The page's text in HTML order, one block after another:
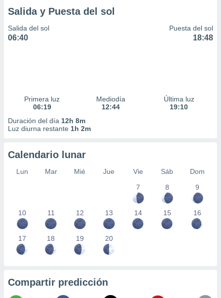
Salida y Puesta del sol
Salida del sol
06:40
Puesta del sol
18:48
Primera luz
06:19
Mediodía
12:44
Última luz
19:10
Duración del día 12h 8m
Luz diurna restante 1h 2m
Calendario lunar
Lun Mar Mié Jue Vie Sáb
Dom
7
8 9
10 11 12 13 14 15 16
17 18 19 20
Compartir predicción